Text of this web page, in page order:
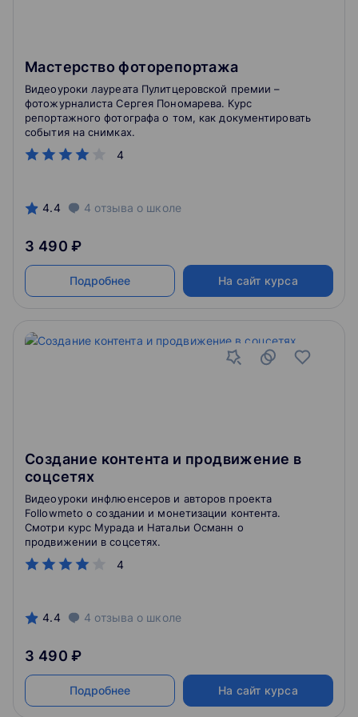
Мастерство фоторепортажа
4
Видеоуроки лауреата Пулитцеровской премии –
фотожурналиста Сергея Пономарева. Курс
репортажного фотографа о том, как документировать
события на снимках.
4.4 4 отзыва о школе
3 490 ₽
Подробнее На сайт курса
Создание контента и продвижение в
соцсетях
4
Видеоуроки инфлюенсеров и авторов проекта
Followmeto о создании и монетизации контента.
Смотри курс Мурада и Натальи Османн о
продвижении в соцсетях.
4.4 4 отзыва о школе
3 490 ₽
Подробнее На сайт курса